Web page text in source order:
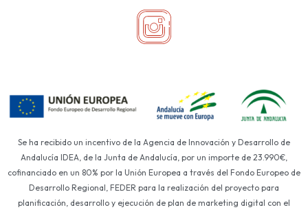
Se ha recibido un incentivo de la Agencia de Innovación y Desarrollo de
Andalucía IDEA, de la Junta de Andalucía, por un importe de 23.990€,
cofinanciado en un 80% por la Unión Europea a través del Fondo Europeo de
Desarrollo Regional, FEDER para la realización del proyecto para
planificación, desarrollo y ejecución de plan de marketing digital con el